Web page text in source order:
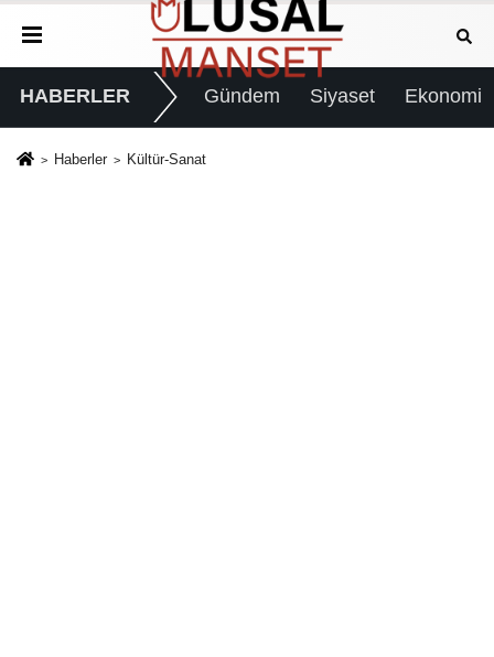
HABERLER Gündem Siyaset Ekonomi
Haberler Kültür-Sanat